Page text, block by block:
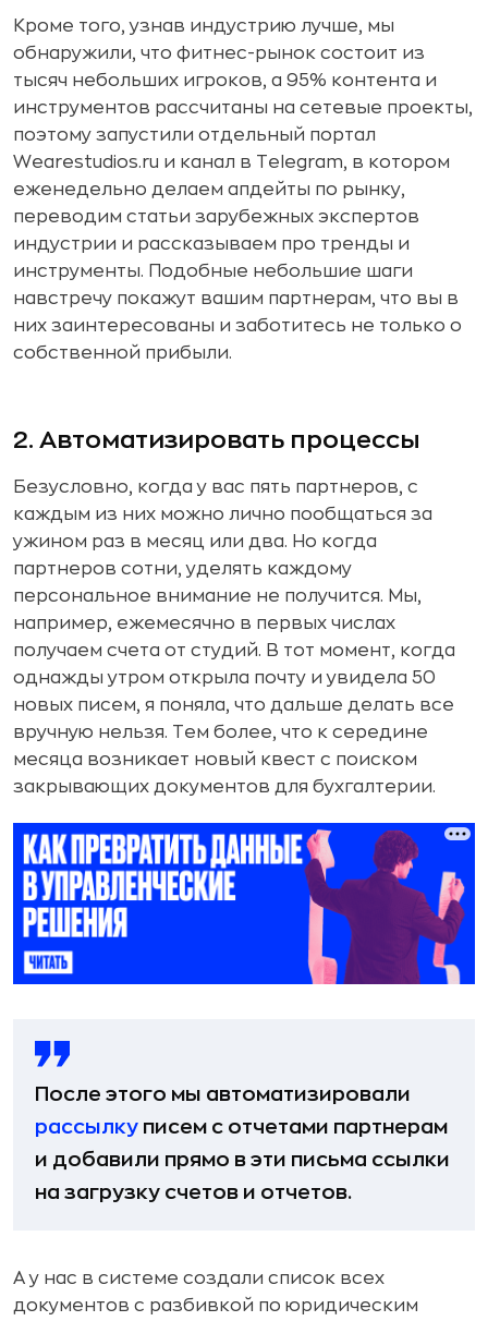
Кроме того, узнав индустрию лучше, мы
обнаружили, что фитнес-рынок состоит из
тысяч небольших игроков, а 95% контента и
инструментов рассчитаны на сетевые проекты,
поэтому запустили отдельный портал
Wearestudios.ru и канал в Telegram, в котором
еженедельно делаем апдейты по рынку,
переводим статьи зарубежных экспертов
индустрии и рассказываем про тренды и
инструменты. Подобные небольшие шаги
навстречу покажут вашим партнерам, что вы в
них заинтересованы и заботитесь не только о
собственной прибыли.
2. Автоматизировать процессы
Безусловно, когда у вас пять партнеров, с
каждым из них можно лично пообщаться за
ужином раз в месяц или два. Но когда
партнеров сотни, уделять каждому
персональное внимание не получится. Мы,
например, ежемесячно в первых числах
получаем счета от студий. В тот момент, когда
однажды утром открыла почту и увидела 50
новых писем, я поняла, что дальше делать все
вручную нельзя. Тем более, что к середине
месяца возникает новый квест с поиском
закрывающих документов для бухгалтерии.
После этого мы автоматизировали
рассылку писем с отчетами партнерам
и добавили прямо в эти письма ссылки
на загрузку счетов и отчетов.
А у нас в системе создали список всех
документов с разбивкой по юридическим